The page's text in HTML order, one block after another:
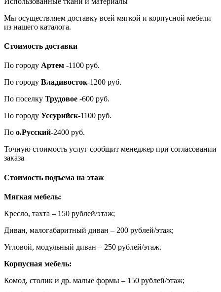
Мы осуществляем доставку всей мягкой и корпусной мебели
из нашего каталога.
Стоимость доставки
По городу Артем -1100 руб.
По городу Владивосток-1200 руб.
По поселку Трудовое -600 руб.
По городу Уссурийск-1100 руб.
По о.Русский-2400 руб.
Точную стоимость услуг сообщит менеджер при согласовании
заказа
Стоимость подъема на этаж
Мягкая мебель:
Кресло, тахта – 150 рублей/этаж;
Диван, малогабаритный диван – 200 рублей/этаж;
Угловой, модульный диван – 250 рублей/этаж.
Корпусная мебель:
Комод, столик и др. малые формы – 150 рублей/этаж;